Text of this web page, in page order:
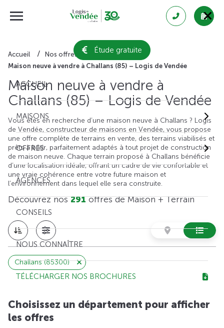
Étude gratuite
ACCUEIL
MAISONS
OFFRES
AGENCES
CONSEILS
NOUS CONNAÎTRE
TÉLÉCHARGER NOS BROCHURES
Accueil
Nos offres de maison + terrain
Maison neuve à vendre à Challans (85) – Logis de Vendée
Maison neuve à vendre à
Challans (85) – Logis de Vendée
Vous êtes en recherche d’une maison neuve à Challans ? Logis
de Vendée, constructeur de maisons en Vendée, vous propose
une offre complète de terrains en vente, des terrains viabilisés et
prêts à bâtir, parfaitement adaptés à tout projet de construction
de maison neuve. Chaque terrain proposé à Challans bénéficie
d’une localisation idéale, offrant un cadre de vie confortable et
une vraie cohérence entre votre future maison et
l’environnement dans lequel elle sera construite.
Découvrez nos291offres de Maison + Terrain
Challans (85300)
Choisissez un département pour afficher
les offres